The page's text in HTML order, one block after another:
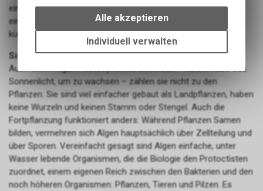
eine natürliche und unkomplizierte Jodversorgung und haben
einen entscheidenden Vorteil gegenüber den umstrittenen,
künstlich jodversetzten Produkten wie etwa Jodsalz.
Sind Kelp Algen Pflanzen?
Auch wenn Algen Photosynthese betreiben – nutzen also das
Sonnenlicht, um zu wachsen – zählen sie nicht zu den
Pflanzen. Sie sind viel einfacher gebaut als Landpflanzen, haben
keine Wurzeln und keinen Stamm oder Stengel. Auch die
Fortpflanzung funktioniert anders: Während Pflanzen Samen
bilden, vermehren sich Algen hauptsächlich über Zellteilung und
über Sporen. Vereinfacht gesagt sind Algen einfache, unter
Wasser lebende Organismen, die die Biologie den Protoctisten
zuordnet, einem eigenen Reich zwischen den Bakterien und den
noch höheren Organismen: Pflanzen, Tieren und Pilzen. Es
bestimmte Interaktionen und
Einstellungen auf Ihrem Gerät,
um die grundlegenden
Funktionen unseres Online-
des Warenkorbs, zu
ermöglichen. Bitte beachten Sie,
dass die gespeicherten Daten
keinerlei Rückschlüsse auf Ihre
persönlichen Informationen
zulassen.
Alle akzeptieren
Individuell verwalten